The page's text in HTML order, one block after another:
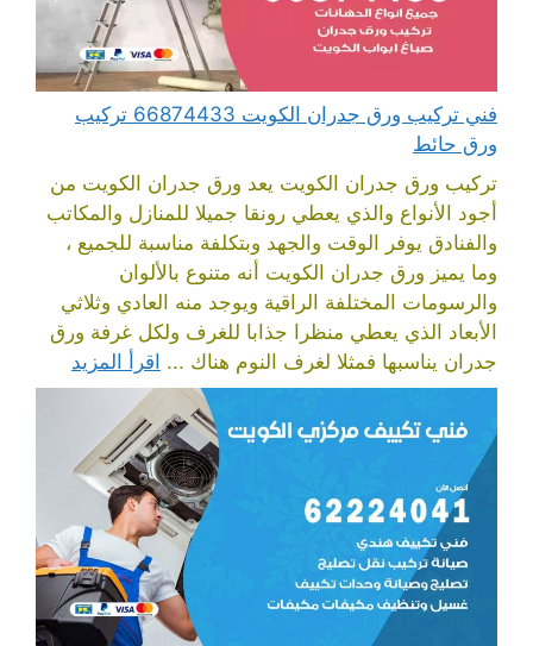
فني تركيب ورق جدران الكويت 66874433 تركيب
ورق حائط
تركيب ورق جدران الكويت يعد ورق جدران الكويت من
أجود الأنواع والذي يعطي رونقا جميلا للمنازل والمكاتب
والفنادق يوفر الوقت والجهد وبتكلفة مناسبة للجميع ،
وما يميز ورق جدران الكويت أنه متنوع بالألوان
والرسومات المختلفة الراقية ويوجد منه العادي وثلاثي
الأبعاد الذي يعطي منظرا جذابا للغرف ولكل غرفة ورق
جدران يناسبها فمثلا لغرف النوم هناك ... اقرأ المزيد